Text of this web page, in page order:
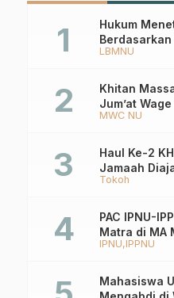
LBMNU
Hukum
Berdasarkan
MWC NU
Khitan
Jum’at
Tokoh
Haul Ke-2
Jamaah
IPNU IPPNU
PAC IPNU-
Matra di MA
Mahasiswa